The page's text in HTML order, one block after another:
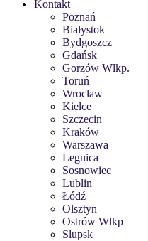
Kontakt
Poznań
Białystok
Bydgoszcz
Gdańsk
Gorzów Wlkp.
Toruń
Wrocław
Kielce
Szczecin
Kraków
Warszawa
Legnica
Sosnowiec
Lublin
Łódź
Olsztyn
Ostrów Wlkp
Slupsk